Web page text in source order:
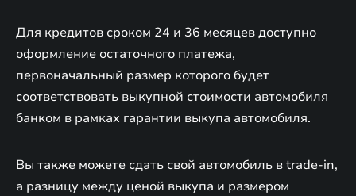
Для кредитов сроком 24 и 36 месяцев доступно
оформление остаточного платежа,
первоначальный размер которого будет
соответствовать выкупной стоимости автомобиля
банком в рамках гарантии выкупа автомобиля.
Вы также можете сдать свой автомобиль в trade-in,
а разницу между ценой выкупа и размером